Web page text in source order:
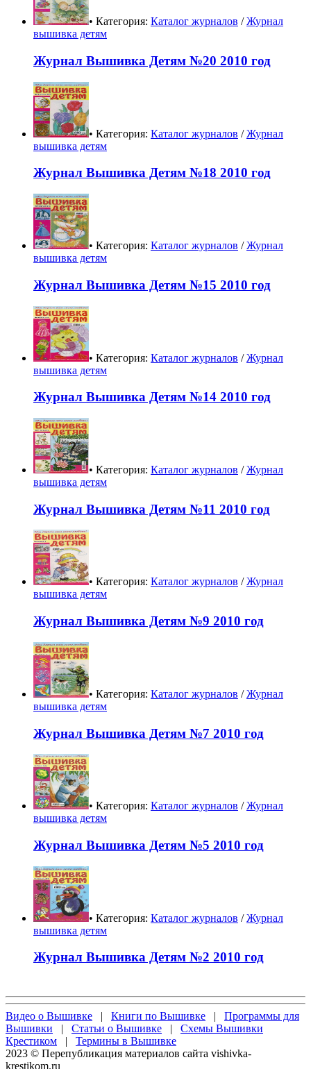
• Категория: Каталог журналов /Журнал
вышивка детям
Журнал Вышивка Детям №20 2010 год
• Категория: Каталог журналов /Журнал
вышивка детям
Журнал Вышивка Детям №18 2010 год
• Категория: Каталог журналов /Журнал
вышивка детям
Журнал Вышивка Детям №15 2010 год
• Категория: Каталог журналов /Журнал
вышивка детям
Журнал Вышивка Детям №14 2010 год
• Категория: Каталог журналов /Журнал
вышивка детям
Журнал Вышивка Детям №11 2010 год
• Категория: Каталог журналов /Журнал
вышивка детям
Журнал Вышивка Детям №9 2010 год
• Категория: Каталог журналов /Журнал
вышивка детям
Журнал Вышивка Детям №7 2010 год
• Категория: Каталог журналов /Журнал
вышивка детям
Журнал Вышивка Детям №5 2010 год
• Категория: Каталог журналов /Журнал
вышивка детям
Журнал Вышивка Детям №2 2010 год
Видео о Вышивке | Книги по Вышивке | Программы для
Вышивки | Статьи о Вышивке | Схемы Вышивки
Крестиком | Термины в Вышивке
2023 © Перепубликация материалов сайта vishivka-
krestikom.ru